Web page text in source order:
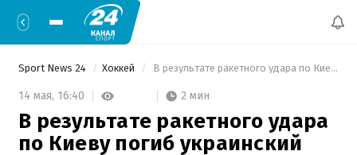
Sport News 24 Хоккей В результате ракетного удара по Киеву погиб украинский хоккеист
14 мая, 16:40 2 мин
В результате ракетного удара
по Киеву погиб украинский